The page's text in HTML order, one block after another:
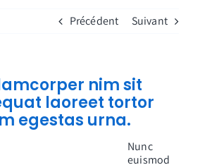
Extranet
Précédent Suivant
nim sit
laoreet tortor
egestas urna.
Nunc
euismod